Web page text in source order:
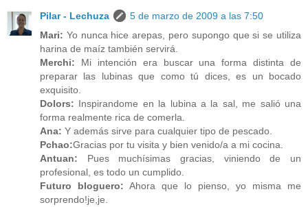
Pilar - Lechuza
5 de marzo de 2009 a las 7:50
Mari: Yo nunca hice arepas, pero supongo que si se utiliza
harina de maíz también servirá.
Merchi: Mi intención era buscar una forma distinta de
preparar las lubinas que como tú dices, es un bocado
exquisito.
Dolors: Inspirandome en la lubina a la sal, me salió una
forma realmente rica de comerla.
Ana: Y además sirve para cualquier tipo de pescado.
Pchao:Gracias por tu visita y bien venido/a a mi cocina.
Antuan: Pues muchísimas gracias, viniendo de un
profesional, es todo un cumplido.
Futuro bloguero: Ahora que lo pienso, yo misma me
sorprendo!je,je.